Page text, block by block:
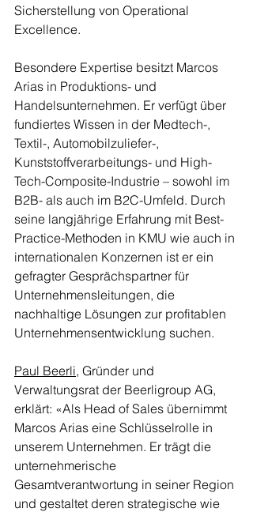
Sicherstellung von Operational
Excellence.
Besondere Expertise besitzt Marcos
Arias in Produktions- und
Handelsunternehmen. Er verfügt über
fundiertes Wissen in der Medtech-,
Textil-, Automobilzuliefer-,
Kunststoffverarbeitungs- und High-
Tech-Composite-Industrie – sowohl im
B2B- als auch im B2C-Umfeld. Durch
seine langjährige Erfahrung mit Best-
Practice-Methoden in KMU wie auch in
internationalen Konzernen ist er ein
gefragter Gesprächspartner für
Unternehmensleitungen, die
nachhaltige Lösungen zur profitablen
Unternehmensentwicklung suchen.
Paul Beerli, Gründer und
Verwaltungsrat der Beerligroup AG,
erklärt: «Als Head of Sales übernimmt
Marcos Arias eine Schlüsselrolle in
unserem Unternehmen. Er trägt die
unternehmerische
Gesamtverantwortung in seiner Region
und gestaltet deren strategische wie